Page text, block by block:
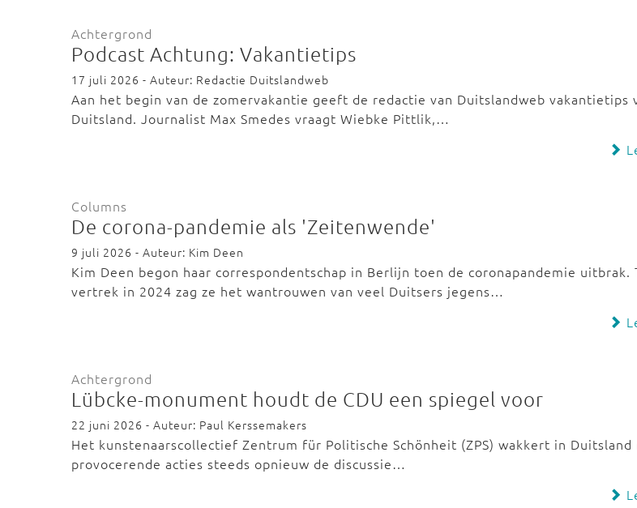
Achtergrond
Podcast Achtung: Vakantietips
17 juli 2026 - Auteur: Redactie Duitslandweb
Aan het begin van de zomervakantie geeft de redactie van Duitslandweb vakantietips
Duitsland. Journalist Max Smedes vraagt Wiebke Pittlik,…
Columns
De corona-pandemie als 'Zeitenwende'
9 juli 2026 - Auteur: Kim Deen
Kim Deen begon haar correspondentschap in Berlijn toen de coronapandemie uitbrak.
vertrek in 2024 zag ze het wantrouwen van veel Duitsers jegens…
Achtergrond
Lübcke-monument houdt de CDU een spiegel voor
22 juni 2026 - Auteur: Paul Kerssemakers
Het kunstenaarscollectief Zentrum für Politische Schönheit (ZPS) wakkert in Duitsland
provocerende acties steeds opnieuw de discussie…